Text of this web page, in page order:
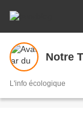
Notre
L'info écologique